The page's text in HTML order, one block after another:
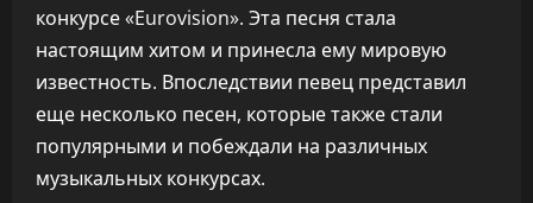
конкурсе «Eurovision». Эта песня стала
настоящим хитом и принесла ему мировую
известность. Впоследствии певец представил
еще несколько песен, которые также стали
популярными и побеждали на различных
музыкальных конкурсах.